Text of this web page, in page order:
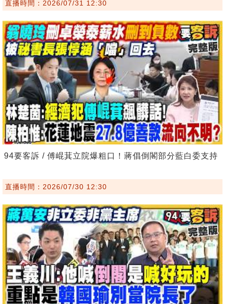
直播時間：2026/07/31 12:30
94要客訴 / 傅崐萁立院爆粗口！蔣倡倒閣部分藍白委支持
直播時間：2026/07/30 12:30